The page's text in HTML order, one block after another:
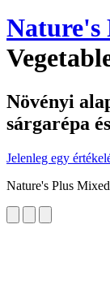
Nature's
Növényi
sárgarépa
Jelenleg egy
Nature's Plus